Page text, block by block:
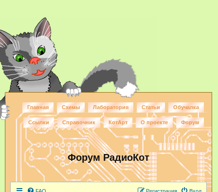
Главная Схемы Лаборатория Статьи Обучалка
Ссылки Справочник КотАрт О проекте Форум
Форум РадиоКот